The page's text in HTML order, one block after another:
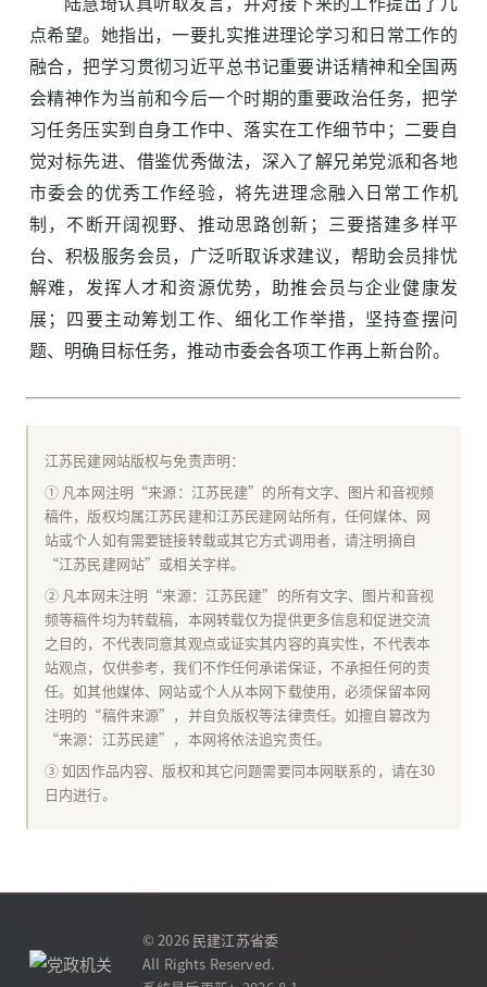
点希望。她指出，一要扎实推进理论学习和日常工作的
融合，把学习贯彻习近平总书记重要讲话精神和全国两
会精神作为当前和今后一个时期的重要政治任务，把学
习任务压实到自身工作中、落实在工作细节中；二要自
觉对标先进、借鉴优秀做法，深入了解兄弟党派和各地
市委会的优秀工作经验，将先进理念融入日常工作机
制，不断开阔视野、推动思路创新；三要搭建多样平
台、积极服务会员，广泛听取诉求建议，帮助会员排忧
解难，发挥人才和资源优势，助推会员与企业健康发
展；四要主动筹划工作、细化工作举措，坚持查摆问
题、明确目标任务，推动市委会各项工作再上新台阶。
江苏民建网站版权与免责声明：
① 凡本网注明“来源：江苏民建”的所有文字、图片和音视频
稿件，版权均属江苏民建和江苏民建网站所有，任何媒体、网
站或个人如有需要链接转载或其它方式调用者，请注明摘自
“江苏民建网站”或相关字样。
② 凡本网未注明“来源：江苏民建”的所有文字、图片和音视
频等稿件均为转载稿，本网转载仅为提供更多信息和促进交流
之目的，不代表同意其观点或证实其内容的真实性，不代表本
站观点，仅供参考，我们不作任何承诺保证，不承担任何的责
任。如其他媒体、网站或个人从本网下载使用，必须保留本网
注明的“稿件来源”，并自负版权等法律责任。如擅自篡改为
“来源：江苏民建”，本网将依法追究责任。
③ 如因作品内容、版权和其它问题需要同本网联系的，请在30
日内进行。
© 2026 民建江苏省委
All Rights Reserved.